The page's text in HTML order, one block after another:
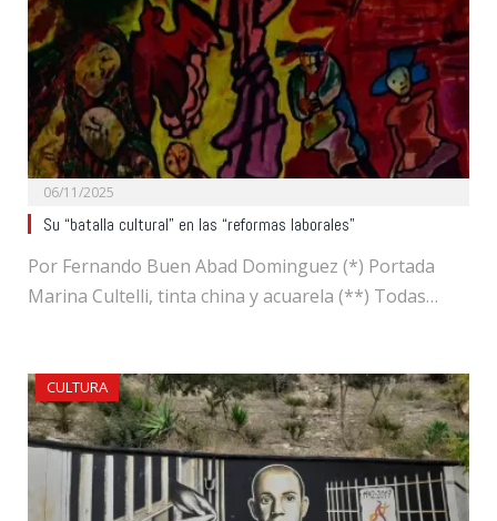
06/11/2025
Su “batalla cultural” en las “reformas laborales”
Por Fernando Buen Abad Dominguez (*) Portada
Marina Cultelli, tinta china y acuarela (**) Todas…
CULTURA